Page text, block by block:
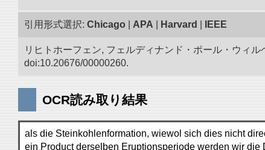
引用形式選択: Chicago APA Harvard IEEE
リヒトホーフェン, フェルディナンド・ポール・ウィ
doi:10.20676/00000260.
OCR読み取り結果
als die Steinkohlenformation, wiewol sich dies nicht
ein Product derselben Eruptionsperiode werden wir die